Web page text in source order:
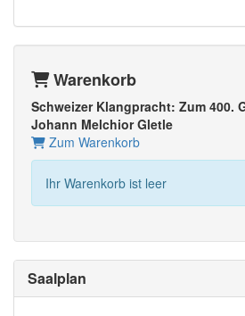
Warenkorb
Schweizer Klangpracht: Zum 400.
Johann Melchior Gletle
Zum Warenkorb
Ihr Warenkorb ist leer
Saalplan